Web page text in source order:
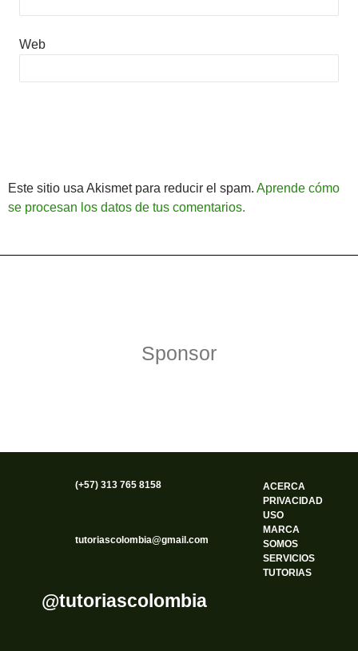
Web
Este sitio usa Akismet para reducir el spam. Aprende cómo
se procesan los datos de tus comentarios.
Sponsor
(+57) 313 765 8158
tutoriascolombia@gmail.com
@tutoriascolombia
ACERCA
PRIVACIDAD
USO
MARCA
SOMOS
SERVICIOS
TUTORIAS